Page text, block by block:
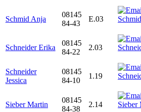
Schmid Anja
08145
84-43
E.03
Schneider Erika
08145
84-22
2.03
Schneider
Jessica
08145
84-10
1.19
Sieber Martin
08145
84-38
2.14